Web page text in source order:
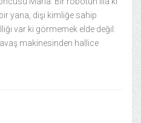
yana, dişi kimliğe sahip
var ki görmemek elde değil:
makinesinden hallice